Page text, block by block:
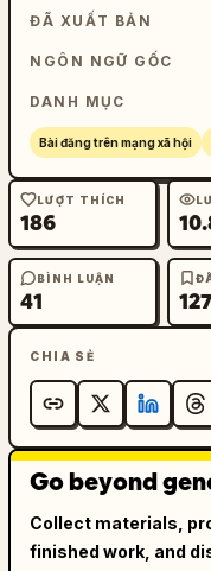
ĐÃ XUẤT BẢN
NGÔN NGỮ GỐC
DANH MỤC
Bài đăng trên mạng xã hội
LƯỢT THÍCH
186
BÌNH LUẬN
41 127
CHIA SẺ
Go beyond
Collect materials,
finished work, and